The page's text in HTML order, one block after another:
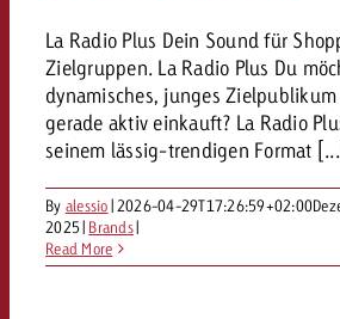
La Radio Plus Dein Sound für
Zielgruppen. La Radio Plus Du
dynamisches, junges
gerade aktiv einkauft? La Radio
seinem lässig-trendigen Format [...]
By alessio| 2026-04-29T17:26:59+02:00
2025| Brands|
Read More